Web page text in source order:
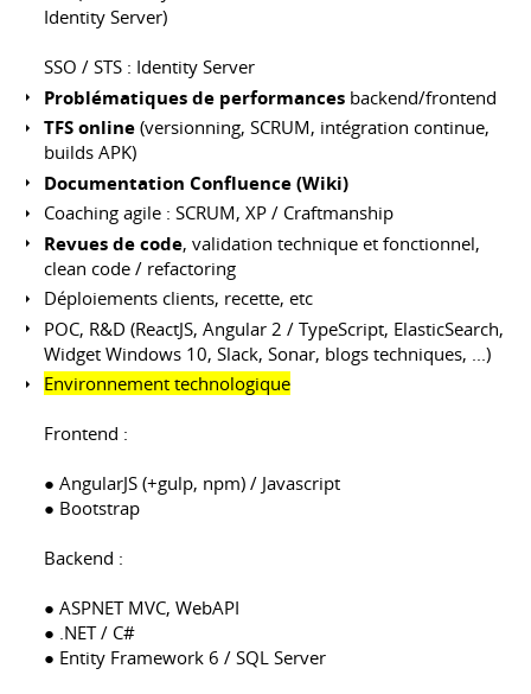
Identity Server)
SSO / STS : Identity Server
Problématiques de performances backend/frontend
TFS online (versionning, SCRUM, intégration continue,
builds APK)
Documentation Confluence (Wiki)
Coaching agile : SCRUM, XP / Craftmanship
Revues de code, validation technique et fonctionnel,
clean code / refactoring
Déploiements clients, recette, etc
POC, R&D (ReactJS, Angular 2 / TypeScript, ElasticSearch,
Widget Windows 10, Slack, Sonar, blogs techniques, ...)
Environnement technologique
Frontend :
● AngularJS (+gulp, npm) / Javascript
● Bootstrap
Backend :
● ASPNET MVC, WebAPI
● .NET / C#
● Entity Framework 6 / SQL Server